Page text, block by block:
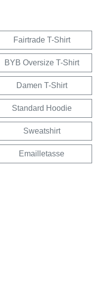
Fairtrade T-Shirt
BYB Oversize T-Shirt
Damen T-Shirt
Standard Hoodie
Sweatshirt
Emailletasse